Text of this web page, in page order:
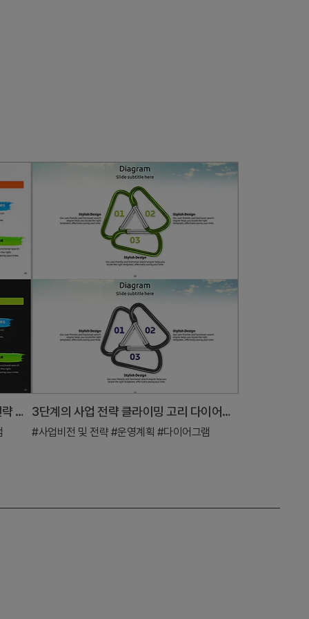
페인트 3세트 다이어그램으로 사업 전략 체계화 3단계의 사업 전략 클라이밍 고리 다이어그램 – 운영계획과 비전
#사업비전 및 전략 #운영계획 #다이어그램